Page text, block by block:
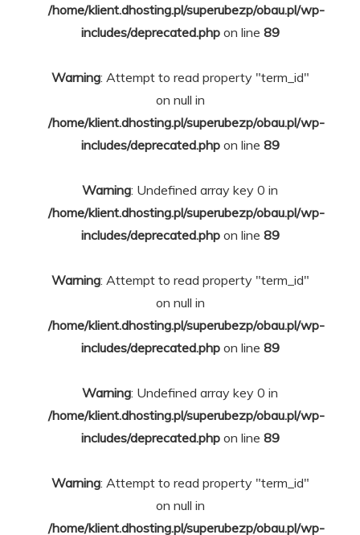
/home/klient.dhosting.pl/superubezp/obau.pl/wp-
includes/deprecated.phpon line 89
Warning: Attempt to read property "term_id"
on null in
/home/klient.dhosting.pl/superubezp/obau.pl/wp-
includes/deprecated.phpon line 89
Warning: Undefined array key 0 in
/home/klient.dhosting.pl/superubezp/obau.pl/wp-
includes/deprecated.phpon line 89
Warning: Attempt to read property "term_id"
on null in
/home/klient.dhosting.pl/superubezp/obau.pl/wp-
includes/deprecated.phpon line 89
Warning: Undefined array key 0 in
/home/klient.dhosting.pl/superubezp/obau.pl/wp-
includes/deprecated.phpon line 89
Warning: Attempt to read property "term_id"
on null in
/home/klient.dhosting.pl/superubezp/obau.pl/wp-